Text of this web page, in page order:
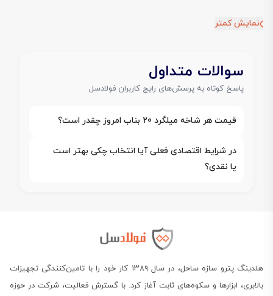
نمایش کمتر
سوالات متداول
پاسخ کوتاه به پرسش‌های رایج کاربران فولادسل
قیمت هر شاخه میلگرد 20 بناب امروز چقدر است؟
در شرایط اقتصادی فعلی آیا انتخاب چکی بهتر است
یا نقدی؟
هلدینگ پترو سازه ساحل، در سال ۱۳۸۹ کار خود را با تامین‌کنندگی تجهیزات
بالابری، ابزارها و سکوه‌های ثابت آغاز کرد. با گسترش فعالیت، شرکت در حوزه